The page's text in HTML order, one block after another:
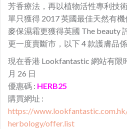
芳香療法，再以植物活性專利技
單只獲得 2017 英國最佳天然有
麥保濕霜更獲得英國 The beauty
更一度賣斷市，以下 4 款護膚品
現在香港 Lookfantastic 網站有限
月 26 日
優惠碼 : HERB25
購買網址 :
https://
herbology/offer.list